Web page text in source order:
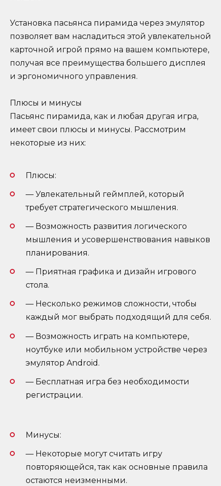
Установка пасьянса пирамида через эмулятор
позволяет вам насладиться этой увлекательной
карточной игрой прямо на вашем компьютере,
получая все преимущества большего дисплея
и эргономичного управления.
Плюсы и минусы
Пасьянс пирамида, как и любая другая игра,
имеет свои плюсы и минусы. Рассмотрим
некоторые из них:
Плюсы:
— Увлекательный геймплей, который
требует стратегического мышления.
— Возможность развития логического
мышления и усовершенствования навыков
планирования.
— Приятная графика и дизайн игрового
стола.
— Несколько режимов сложности, чтобы
каждый мог выбрать подходящий для себя.
— Возможность играть на компьютере,
ноутбуке или мобильном устройстве через
эмулятор Android.
— Бесплатная игра без необходимости
регистрации.
Минусы:
— Некоторые могут считать игру
повторяющейся, так как основные правила
остаются неизменными.